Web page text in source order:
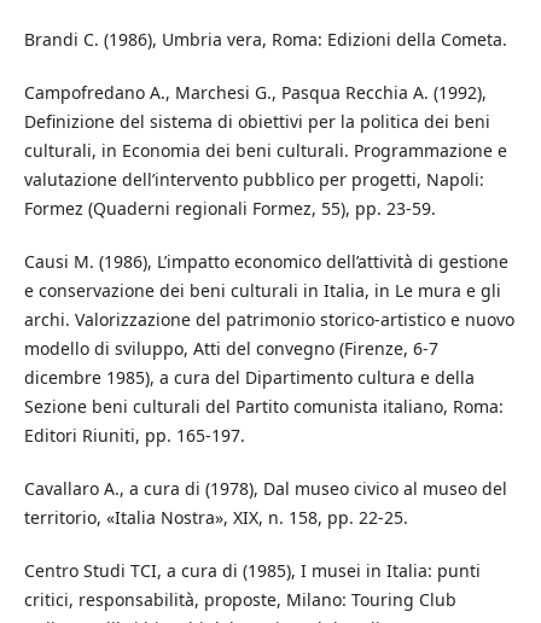
Brandi C. (1986), Umbria vera, Roma: Edizioni della Cometa.
Campofredano A., Marchesi G., Pasqua Recchia A. (1992),
Definizione del sistema di obiettivi per la politica dei beni
culturali, in Economia dei beni culturali. Programmazione e
valutazione dell’intervento pubblico per progetti, Napoli:
Formez (Quaderni regionali Formez, 55), pp. 23-59.
Causi M. (1986), L’impatto economico dell’attività di gestione
e conservazione dei beni culturali in Italia, in Le mura e gli
archi. Valorizzazione del patrimonio storico-artistico e nuovo
modello di sviluppo, Atti del convegno (Firenze, 6-7
dicembre 1985), a cura del Dipartimento cultura e della
Sezione beni culturali del Partito comunista italiano, Roma:
Editori Riuniti, pp. 165-197.
Cavallaro A., a cura di (1978), Dal museo civico al museo del
territorio, «Italia Nostra», XIX, n. 158, pp. 22-25.
Centro Studi TCI, a cura di (1985), I musei in Italia: punti
critici, responsabilità, proposte, Milano: Touring Club